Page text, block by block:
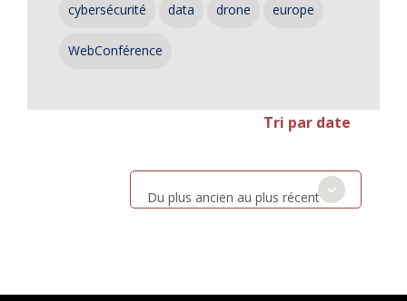
cybersécurité data drone europe
WebConférence
Tri par date
Du plus ancien au plus récent